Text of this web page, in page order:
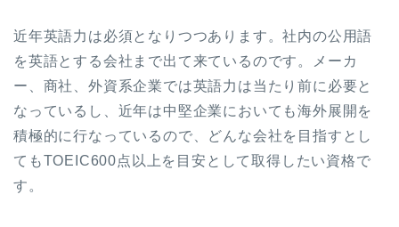
近年英語力は必須となりつつあります。社内の公用語
を英語とする会社まで出て来ているのです。メーカ
ー、商社、外資系企業では英語力は当たり前に必要と
なっているし、近年は中堅企業においても海外展開を
積極的に行なっているので、どんな会社を目指すとし
てもTOEIC600点以上を目安として取得したい資格で
す。